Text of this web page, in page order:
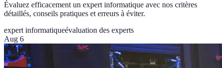
Évaluez efficacement un expert informatique avec nos critères
détaillés, conseils pratiques et erreurs à éviter.
expert informatiqueévaluation des experts
Aug 6